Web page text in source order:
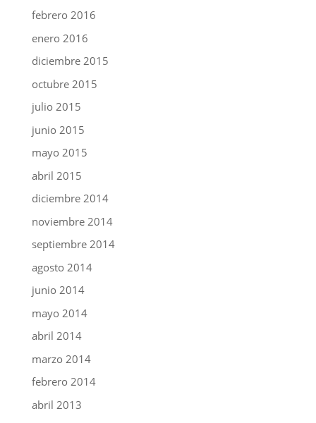
febrero 2016
enero 2016
diciembre 2015
octubre 2015
julio 2015
junio 2015
mayo 2015
abril 2015
diciembre 2014
noviembre 2014
septiembre 2014
agosto 2014
junio 2014
mayo 2014
abril 2014
marzo 2014
febrero 2014
abril 2013